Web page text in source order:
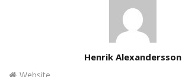
Henrik Alexandersson